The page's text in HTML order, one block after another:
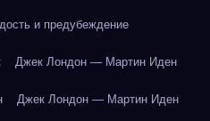
и предубеждение
Джек Лондон — Мартин Иден
Джек Лондон — Мартин Иден